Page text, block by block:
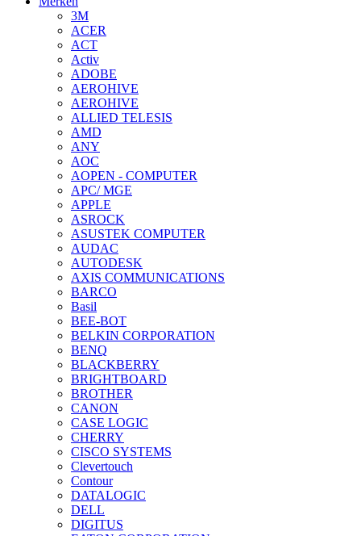
3M
ACER
ACT
Activ
ADOBE
AEROHIVE
AEROHIVE
ALLIED TELESIS
AMD
ANY
AOC
AOPEN - COMPUTER
APC/ MGE
APPLE
ASROCK
ASUSTEK COMPUTER
AUDAC
AUTODESK
AXIS COMMUNICATIONS
BARCO
Basil
BEE-BOT
BELKIN CORPORATION
BENQ
BLACKBERRY
BRIGHTBOARD
BROTHER
CANON
CASE LOGIC
CHERRY
CISCO SYSTEMS
Clevertouch
Contour
DATALOGIC
DELL
DIGITUS